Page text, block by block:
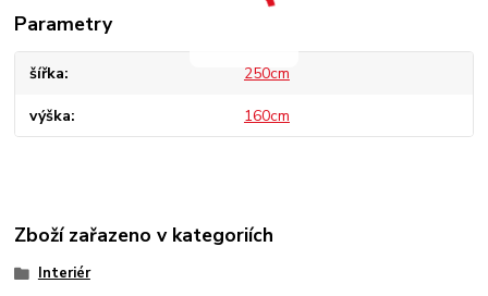
Parametry
šířka 250cm
výška 160cm
Zboží zařazeno v kategoriích
Interiér